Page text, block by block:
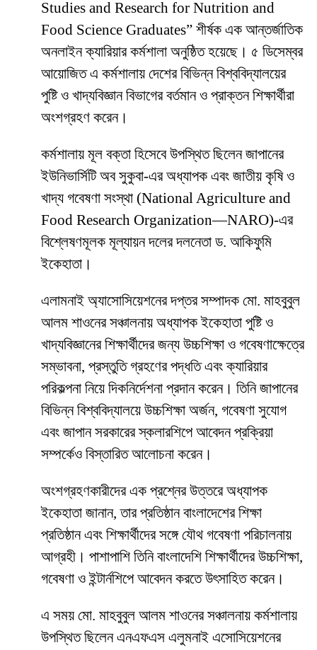
Studies and Research for Nutrition and
Food Science Graduates” শীর্ষক এক আন্তর্জাতিক
অনলাইন ক্যারিয়ার কর্মশালা অনুষ্ঠিত হয়েছে। ৫ ডিসেম্বর
আয়োজিত এ কর্মশালায় দেশের বিভিন্ন বিশ্ববিদ্যালয়ের
পুষ্টি ও খাদ্যবিজ্ঞান বিভাগের বর্তমান ও প্রাক্তন শিক্ষার্থীরা
অংশগ্রহণ করেন।
কর্মশালায় মূল বক্তা হিসেবে উপস্থিত ছিলেন জাপানের
ইউনিভার্সিটি অব সুকুবা-এর অধ্যাপক এবং জাতীয় কৃষি ও
খাদ্য গবেষণা সংস্থা (National Agriculture and
Food Research Organization—NARO)-এর
বিশ্লেষণমূলক মূল্যায়ন দলের দলনেতা ড. আকিফুমি
ইকেহাতা।
এলামনাই অ্যাসোসিয়েশনের দপ্তর সম্পাদক মো. মাহবুবুল
আলম শাওনের সঞ্চালনায় অধ্যাপক ইকেহাতা পুষ্টি ও
খাদ্যবিজ্ঞানের শিক্ষার্থীদের জন্য উচ্চশিক্ষা ও গবেষণাক্ষেত্রে
সম্ভাবনা, প্রস্তুতি গ্রহণের পদ্ধতি এবং ক্যারিয়ার
পরিকল্পনা নিয়ে দিকনির্দেশনা প্রদান করেন। তিনি জাপানের
বিভিন্ন বিশ্ববিদ্যালয়ে উচ্চশিক্ষা অর্জন, গবেষণা সুযোগ
এবং জাপান সরকারের স্কলারশিপে আবেদন প্রক্রিয়া
সম্পর্কেও বিস্তারিত আলোচনা করেন।
অংশগ্রহণকারীদের এক প্রশ্নের উত্তরে অধ্যাপক
ইকেহাতা জানান, তার প্রতিষ্ঠান বাংলাদেশের শিক্ষা
প্রতিষ্ঠান এবং শিক্ষার্থীদের সঙ্গে যৌথ গবেষণা পরিচালনায়
আগ্রহী। পাশাপাশি তিনি বাংলাদেশি শিক্ষার্থীদের উচ্চশিক্ষা,
গবেষণা ও ইন্টার্নশিপে আবেদন করতে উৎসাহিত করেন।
এ সময় মো. মাহবুবুল আলম শাওনের সঞ্চালনায় কর্মশালায়
উপস্থিত ছিলেন এনএফএস এলুমনাই এসোসিয়েশনের